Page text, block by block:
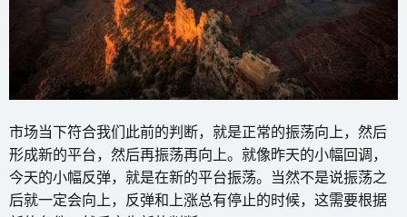
市场当下符合我们此前的判断，就是正常的振荡向上，然后
形成新的平台，然后再振荡再向上。就像昨天的小幅回调，
今天的小幅反弹，就是在新的平台振荡。当然不是说振荡之
后就一定会向上，反弹和上涨总有停止的时候，这需要根据